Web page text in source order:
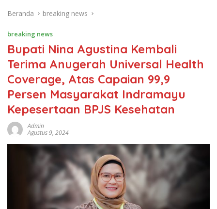
Beranda breaking news
breaking news
Bupati Nina Agustina Kembali
Terima Anugerah Universal Health
Coverage, Atas Capaian 99,9
Persen Masyarakat Indramayu
Kepesertaan BPJS Kesehatan
Admin
Agustus 9, 2024